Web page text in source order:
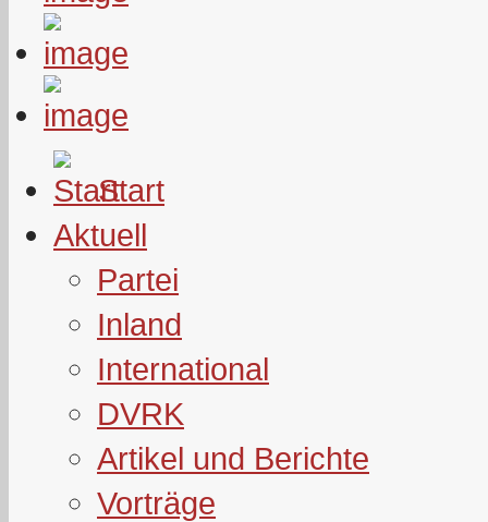
Start
Aktuell
Partei
Inland
International
DVRK
Artikel und Berichte
Vorträge